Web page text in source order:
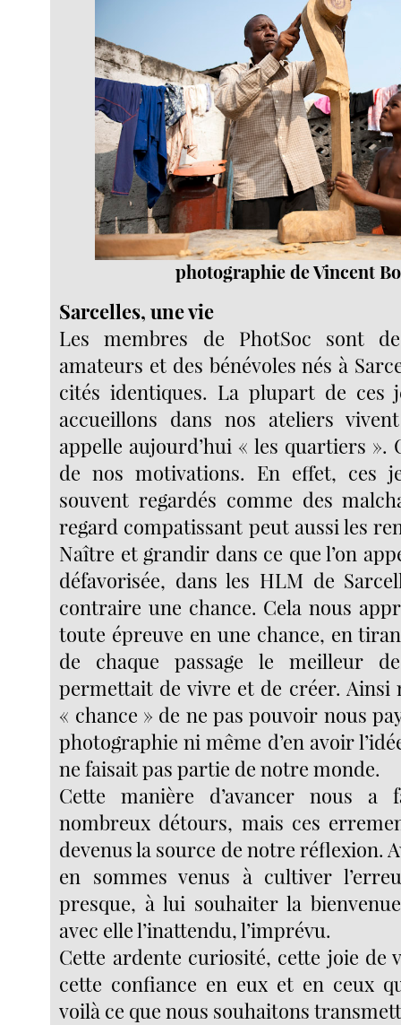
photographie de Vincent
Sarcelles, une vie
Les membres de PhotSoc sont
amateurs et des bénévoles nés à
cités identiques. La plupart de ces
accueillons dans nos ateliers
appelle aujourd’hui « les quartiers ».
de nos motivations. En effet, ces
souvent regardés comme des
regard compatissant peut aussi les
Naître et grandir dans ce que l’on
défavorisée, dans les HLM de
contraire une chance. Cela nous
toute épreuve en une chance, en
de chaque passage le meilleur
permettait de vivre et de créer. Ainsi
« chance » de ne pas pouvoir nous
photographie ni même d’en avoir
ne faisait pas partie de notre monde.
Cette manière d’avancer nous a
nombreux détours, mais ces
devenus la source de notre réflexion.
en sommes venus à cultiver
presque, à lui souhaiter la
avec elle l’inattendu, l’imprévu.
Cette ardente curiosité, cette joie de
cette confiance en eux et en ceux
voilà ce que nous souhaitons